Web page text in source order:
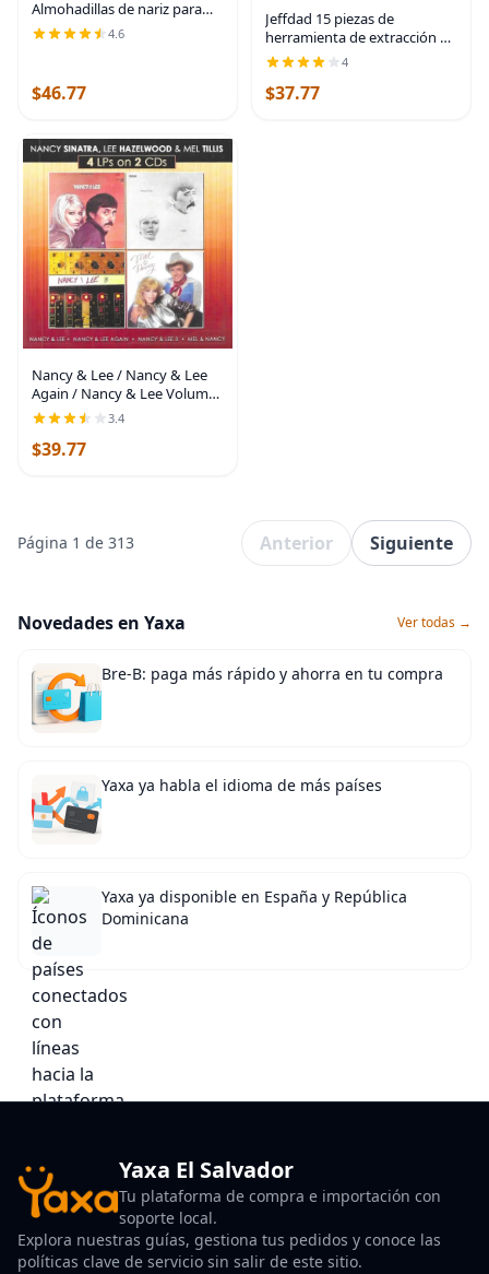
Almohadillas de nariz para
gafas, almohadillas de nariz
de silicona suave en forma de
Cojines de
4.6
$46.77
Jeffdad 15 piezas de
herramienta de extracción de
lentes de contacto duras
para lentes esclerales RGP,
aplicador de ventosa de
4
$37.77
Nancy & Lee / Nancy & Lee
Again / Nancy & Lee Volume
3 / Nancy & Mel Tillis (2Cd)
3.4
$39.77
Página 1 de 313 Anterior Siguiente
Novedades en Yaxa Ver todas →
Bre-B: paga más rápido y ahorra en tu compra
Yaxa ya habla el idioma de más países
Yaxa ya disponible en España y República
Dominicana
Yaxa El Salvador
Tu plataforma de compra e importación con
soporte local.
Explora nuestras guías, gestiona tus pedidos y conoce las
políticas clave de servicio sin salir de este sitio.